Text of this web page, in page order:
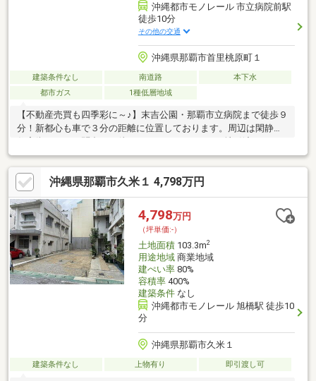
沖縄都市モノレール 市立病院前駅
徒歩10分
その他の交通
沖縄県那覇市首里桃原町１
建築条件なし 南道路
本下水
都市ガス
1種低層地域
【不動産売買も四季彩に～♪】末吉公園・那覇市立病院まで徒歩９
分！新都心も車で３分の距離に位置しております。周辺は閑静な
ります。
沖縄県那覇市久米１ 4,798万円
4,798万円
（坪単価:-）
土地面積103.3m2
用途地域商業地域
建ぺい率80%
容積率400%
建築条件なし
沖縄都市モノレール 旭橋駅 徒歩10
分
沖縄県那覇市久米１
建築条件なし 上物有り 即引渡し可